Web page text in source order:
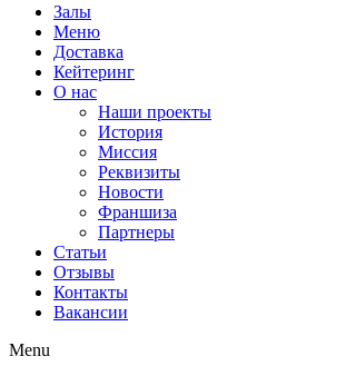
Залы
Меню
Доставка
Кейтеринг
О нас
Наши проекты
История
Миссия
Реквизиты
Новости
Франшиза
Партнеры
Статьи
Отзывы
Контакты
Вакансии
Menu